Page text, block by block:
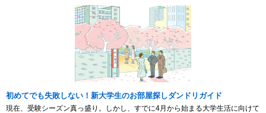
初めてでも失敗しない！新大学生のお部屋探しダンドリガイド
現在、受験シーズン真っ盛り。しかし、すでに4月から始まる大学生活に向けて